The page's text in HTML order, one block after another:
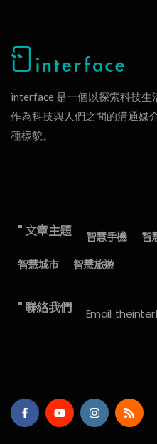
interface 是一個以探索科技生
作為科技與人們之間的溝通媒
種樣貌。
" 文章主題 智慧手機 智
智慧城市
智慧旅遊
" 聯絡我們 Email: